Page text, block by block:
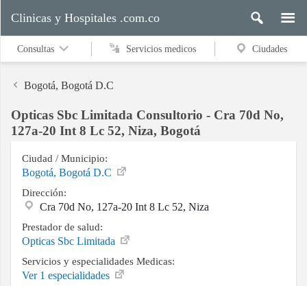
Servicios
Ciudades
Buscar
Clinicas y Hospitales .com.co
Consultas Servicios medicos Ciudades
Bogotá, Bogotá D.C
Opticas Sbc Limitada Consultorio - Cra 70d No,
127a-20 Int 8 Lc 52, Niza, Bogotá
Ciudad / Municipio:
Bogotá, Bogotá D.C
Dirección:
Cra 70d No, 127a-20 Int 8 Lc 52, Niza
Prestador de salud:
Opticas Sbc Limitada
Servicios y especialidades Medicas:
Ver 1 especialidades